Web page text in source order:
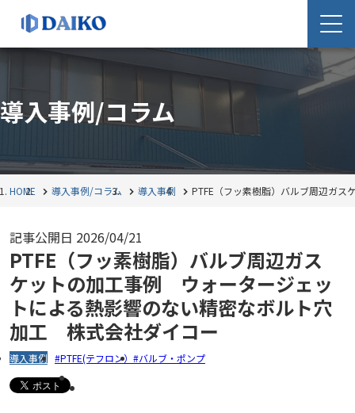
導入事例/コラム
HOME 導入事例/コラム 導入事例 PTFE（フッ素樹脂）バルブ周辺ガ
記事公開日 2026/04/21
PTFE（フッ素樹脂）バルブ周辺ガス
ケットの加工事例 ウォータージェッ
トによる熱影響のない精密なボルト穴
加工 株式会社ダイコー
導入事例 PTFE(テフロン） バルブ・ポンプ